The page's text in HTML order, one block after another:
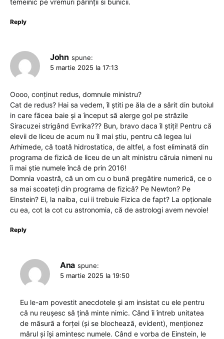
temeinic pe vremuri părinții si bunicii.
Reply
John spune:
5 martie 2025 la 17:13
Oooo, conținut redus, domnule ministru?
Cat de redus? Hai sa vedem, îl știti pe ăla de a sărit din butoiul
in care făcea baie și a început să alerge gol pe străzile
Siracuzei strigând Evrika??? Bun, bravo daca îl știți! Pentru că
elevii de liceu de acum nu îl mai știu, pentru că legea lui
Arhimede, că toată hidrostatica, de altfel, a fost eliminată din
programa de fizică de liceu de un alt ministru căruia nimeni nu
îi mai știe numele încă de prin 2016!
Domnia voastră, că un om cu o bună pregătire numerică, ce o
sa mai scoateți din programa de fizică? Pe Newton? Pe
Einstein? Ei, la naiba, cui ii trebuie Fizica de fapt? La opționale
cu ea, cot la cot cu astronomia, că de astrologi avem nevoie!
Reply
Ana spune:
5 martie 2025 la 19:50
Eu le-am povestit anecdotele și am insistat cu ele pentru
că nu reușesc să țină minte nimic. Când îi întreb unitatea
de măsură a forței (și se blochează, evident), menționez
mărul și își amintesc numele. Când e vorba de Einstein, le